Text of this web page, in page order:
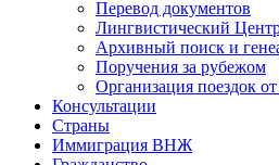
Перевод документов
Лингвистический
Архивный поиск и
Поручения за рубежом
Организация поездок
Консультации
Страны
Иммиграция ВНЖ